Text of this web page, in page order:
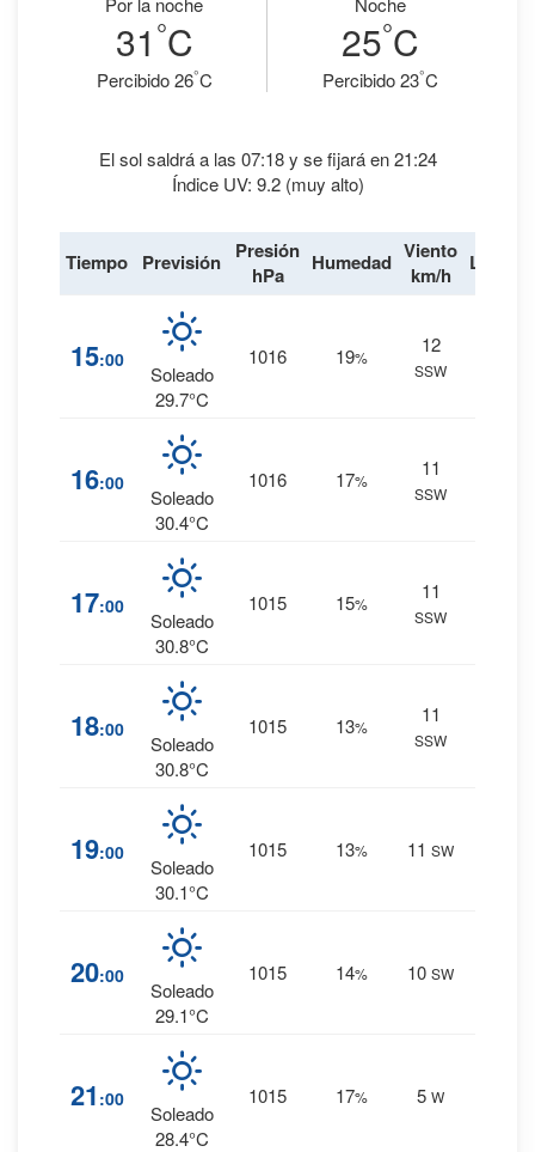
31 °C
Percibido 26°C
25°C
Percibido 23°C
El sol saldrá a las 07:18 y se fijará en 21:24
Índice UV: 9.2 (muy alto)
Tiempo Previsión Presión
hPa
Humedad Viento
km/h
Lluvia
15:00
Soleado
29.7°C
1016 19%
12
SSW
16:00
Soleado
30.4°C
1016 17%
11
SSW
17:00
Soleado
30.8°C
1015 15%
11
SSW
18:00
Soleado
30.8°C
1015 13%
11
SSW
19:00
Soleado
30.1°C
1015 13% 11 SW
20:00
Soleado
29.1°C
1015 14% 10 SW
21 :00
Soleado
28.4°C
1015 17% 5 W